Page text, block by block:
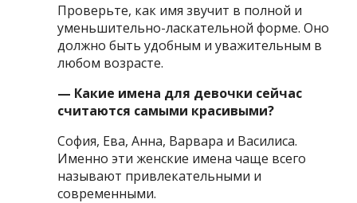
Проверьте, как имя звучит в полной и
уменьшительно-ласкательной форме. Оно
должно быть удобным и уважительным в
любом возрасте.
— Какие имена для девочки сейчас
считаются самыми красивыми?
София, Ева, Анна, Варвара и Василиса.
Именно эти женские имена чаще всего
называют привлекательными и
современными.